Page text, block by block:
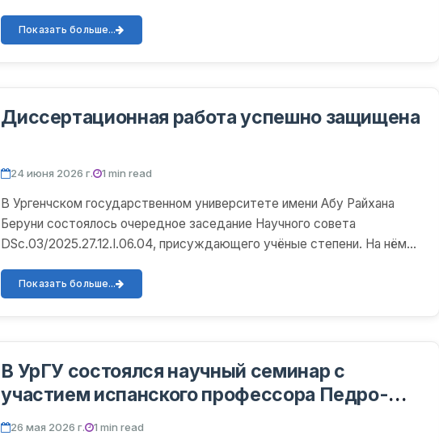
Показать больше...
Диссертационная работа успешно защищена
24 июня 2026 г. 1 min read
В Ургенчском государственном университете имени Абу Райхана
Беруни состоялось очередное заседание Научного совета
DSc.03/2025.27.12.I.06.04, присуждающего учёные степени. На нём
Показать больше...
В УрГУ состоялся научный семинар с
участием испанского профессора Педро-
Хосе Торреса Вильярройи
26 мая 2026 г. 1 min read